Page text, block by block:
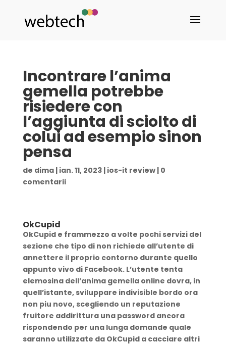
Incontrare l’anima
gemella potrebbe
risiedere con
l’aggiunta di sciolto di
colui ad esempio sinon
pensa
de dima| ian. 11, 2023| ios-it review| 0
comentarii
OkCupid
OkCupid e frammezzo a volte pochi servizi del
sezione che tipo di non richiede all’utente di
annettere il proprio contorno durante quello
appunto vivo di Facebook. L’utente tenta
elemosina dell’anima gemella online dovra, in
quell’istante, sviluppare indivisible bordo ora
non piu novo, scegliendo un reputazione
fruitore addirittura una password ancora
rispondendo per una lunga domande quale
saranno utilizzate da OkCupid a cacciare altri